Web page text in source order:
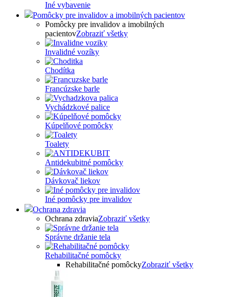
Iné vybavenie
Pomôcky pre invalidov a imobilných pacientov
Pomôcky pre invalidov a imobilných
pacientovZobraziť všetky
Invalidné vozíky
Chodítka
Francúzske barle
Vychádzkové palice
Kúpelňové pomôcky
Toalety
Antidekubitné pomôcky
Dávkovač liekov
Iné pomôcky pre invalidov
Ochrana zdravia
Ochrana zdraviaZobraziť všetky
Správne držanie tela
Rehabilitačné pomôcky
Rehabilitačné pomôckyZobraziť všetky